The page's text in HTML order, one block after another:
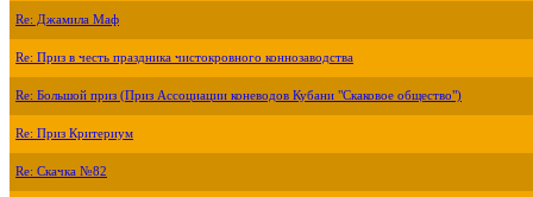
Re: Джамила Маф
Re: Приз в честь праздника чистокровного коннозаводства
Re: Большой приз (Приз Ассоциации коневодов Кубани "Скаковое общество")
Re: Приз Критериум
Re: Скачка №82